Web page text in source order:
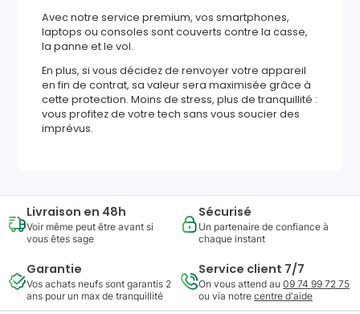
Avec notre service premium, vos smartphones,
laptops ou consoles sont couverts contre la casse,
la panne et le vol.
En plus, si vous décidez de renvoyer votre appareil
en fin de contrat, sa valeur sera maximisée grâce à
cette protection. Moins de stress, plus de tranquillité :
vous profitez de votre tech sans vous soucier des
imprévus.
Livraison en 48h
Voir même peut être avant si
vous êtes sage
Sécurisé
Un partenaire de confiance à
chaque instant
Garantie
Vos achats neufs sont garantis 2
ans pour un max de tranquillité
Service client 7/7
On vous attend au 09 74 99 72 75
ou via notre centre d'aide